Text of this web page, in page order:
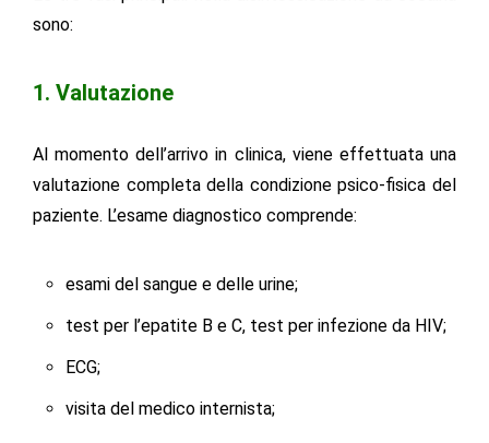
sono:
1. Valutazione
Al momento dell’arrivo in clinica, viene effettuata una
valutazione completa della condizione psico-fisica del
paziente. L’esame diagnostico comprende:
esami del sangue e delle urine;
test per l’epatite B e C, test per infezione da HIV;
ECG;
visita del medico internista;